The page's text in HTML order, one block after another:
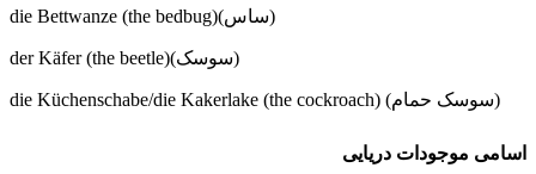
die Bettwanze (the bedbug)(ساس)
der Käfer (the beetle)(سوسک)
die Küchenschabe/die Kakerlake (the cockroach) (سوسک حمام)
اسامی موجودات دریایی